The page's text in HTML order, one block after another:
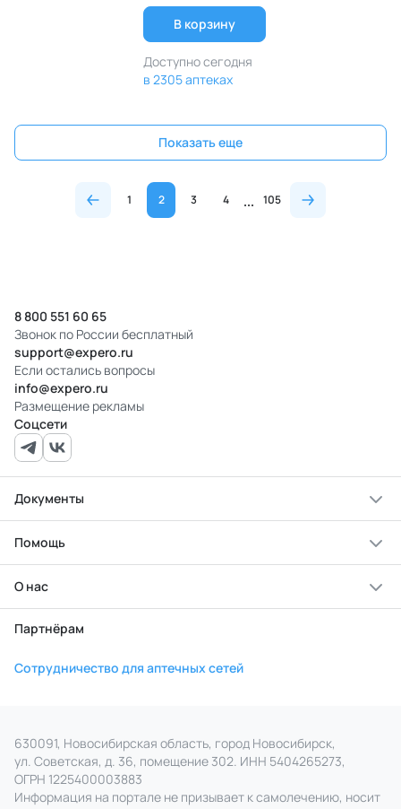
В корзину
Доступно сегодня
в 2305 аптеках
Показать еще
1 2 3 4 105
8 800 551 60 65
Звонок по России бесплатный
support@expero.ru
Если остались вопросы
info@expero.ru
Размещение рекламы
Соцсети
Документы
Помощь
О нас
Партнёрам
Сотрудничество для аптечных сетей
630091, Новосибирская область, город Новосибирск,
ул. Советская, д. 36, помещение 302. ИНН 5404265273,
ОГРН 1225400003883
Информация на портале не призывает к самолечению, носит